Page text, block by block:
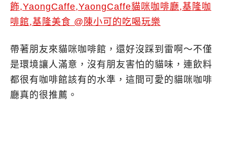
帶著朋友來貓咪咖啡館，還好沒踩到雷啊～不僅
是環境讓人滿意，沒有朋友害怕的貓味，連飲料
都很有咖啡館該有的水準，這間可愛的貓咪咖啡
廳真的很推薦。